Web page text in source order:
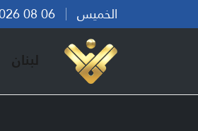
الخميس
لبنان